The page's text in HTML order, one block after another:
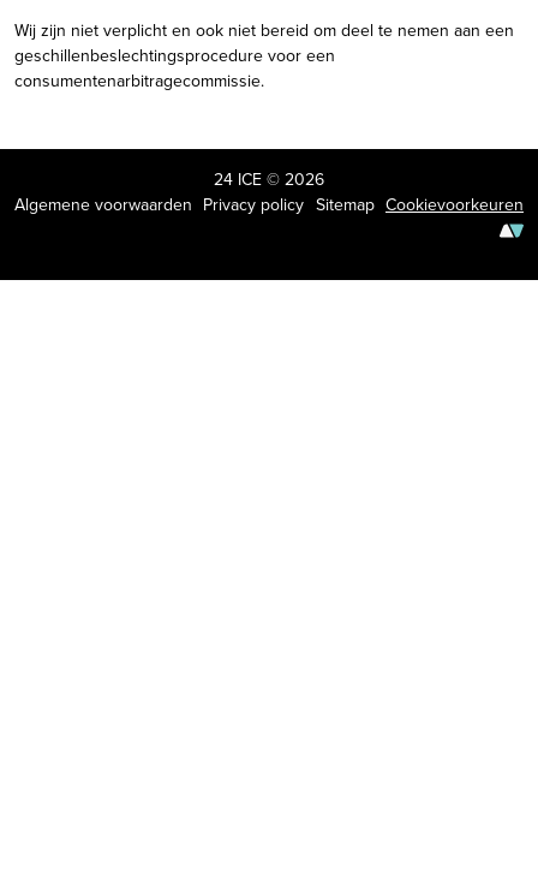
Wij zijn niet verplicht en ook niet bereid om deel te nemen aan een
geschillenbeslechtingsprocedure voor een
consumentenarbitragecommissie.
24 ICE © 2026
Algemene voorwaarden Privacy policy Sitemap Cookievoorkeuren